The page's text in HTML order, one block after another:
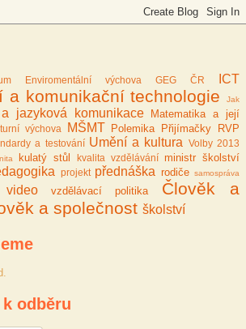
Enviromentální výchova GEG ČR ICT
a komunikační technologie
Jak
jazyková komunikace
Matematika a její
výchova MŠMT Polemika Přijímačky
RVP
a testování Umění a kultura Volby 2013
kulatý stůl kvalita vzdělávání ministr školství
projekt přednáška rodiče samospráva
video vzdělávací politika
Člověk a
a společnost školství
odběru